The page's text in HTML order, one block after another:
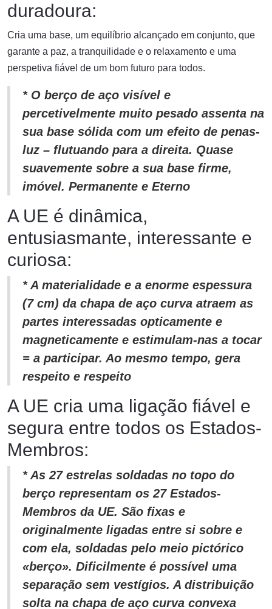
duradoura:
Cria uma base, um equilíbrio alcançado em conjunto, que
garante a paz, a tranquilidade e o relaxamento e uma
perspetiva fiável de um bom futuro para todos.
* O berço de aço visível e
percetivelmente muito pesado assenta na
sua base sólida com um efeito de penas-
luz – flutuando para a direita. Quase
suavemente sobre a sua base firme,
imóvel. Permanente e Eterno
A UE é dinâmica,
entusiasmante, interessante e
curiosa:
* A materialidade e a enorme espessura
(7 cm) da chapa de aço curva atraem as
partes interessadas opticamente e
magneticamente e estimulam-nas a tocar
= a participar. Ao mesmo tempo, gera
respeito e respeito
A UE cria uma ligação fiável e
segura entre todos os Estados-
Membros:
* As 27 estrelas soldadas no topo do
berço representam os 27 Estados-
Membros da UE. São fixas e
originalmente ligadas entre si sobre e
com ela, soldadas pelo meio pictórico
«berço». Dificilmente é possível uma
separação sem vestígios. A distribuição
solta na chapa de aço curva convexa